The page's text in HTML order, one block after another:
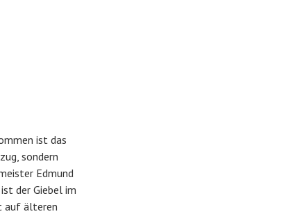
ist das
sondern
Edmund
der Giebel im
auf älteren